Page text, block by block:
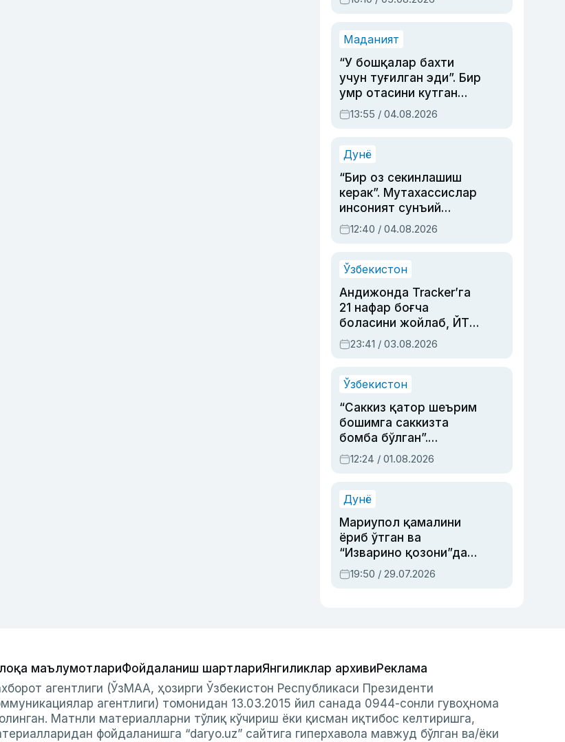
Маданият
“У бошқалар бахти
учун туғилган эди”. Бир
умр отасини кутган
актриса ва дубльяж
устаси Римма
синовларга тўла ҳаёти
13:55 / 04.08.2026
Дунё
“Бир оз секинлашиш
керак”. Мутахассислар
инсоният сунъий
интеллектни бошқара
олмай қолишидан
12:40 / 04.08.2026
Ўзбекистон
Андижонда Tracker’га
21 нафар боғча
боласини жойлаб, ЙТҲ
содир этган аёлга суд
ҳукми ўқилди
23:41 / 03.08.2026
Ўзбекистон
“Саккиз қатор шеърим
бошимга саккизта
бомба бўлган”.
Абдулла Ориповни
сиёсий айбловлардан
12:24 / 01.08.2026
Дунё
Мариупол қамалини
ёриб ўтган ва
“Изварино қозони”дан
чиққан қаҳрамон —
Украина армияси бош
19:50 / 29.07.2026
маълумотлариФойдаланиш шартлариЯнгиликлар архивиРеклама
агентлиги (ЎзМАА, ҳозирги Ўзбекистон Республикаси Президенти
агентлиги) томонидан 13.03.2015 йил санада 0944-сонли гувоҳнома
Матнли материалларни тўлиқ кўчириш ёки қисман иқтибос келтиришга,
фойдаланишга “daryo.uz” сайтига гиперхавола мавжуд бўлган ва/ёки